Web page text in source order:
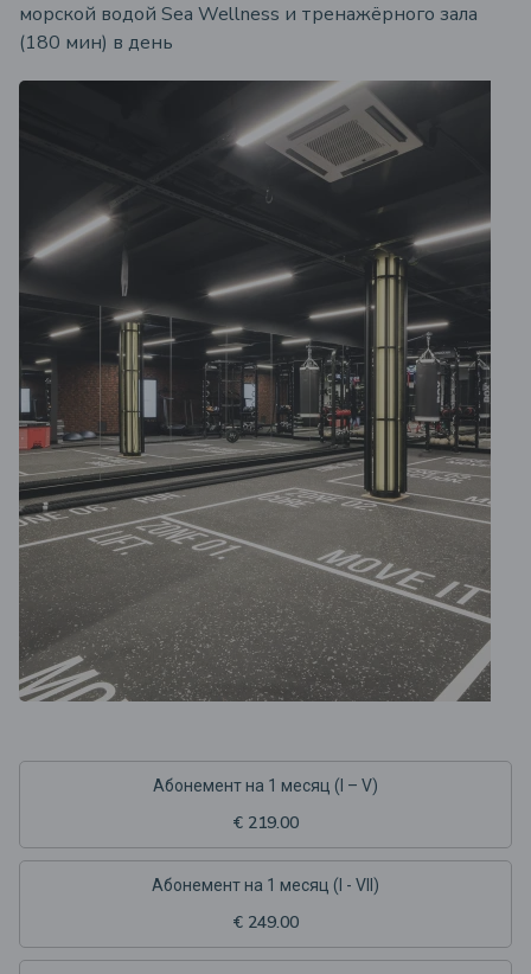
морской водой Sea Wellness и тренажёрного зала
(180 мин) в день
Абонемент на 1 месяц (I – V)
€ 219.00
Абонемент на 1 месяц (I - VII)
€ 249.00